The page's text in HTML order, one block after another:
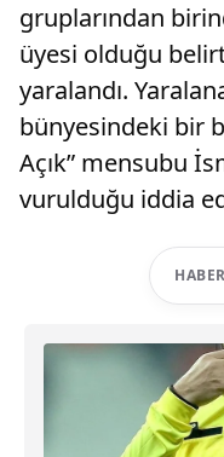
gruplarından
üyesi olduğu
yaralandı.
bünyesindeki bir
Açık” mensubu
vurulduğu iddia